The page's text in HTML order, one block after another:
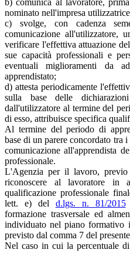
nominato nell'impresa
c) svolge, con cadenza
comunicazione all'utilizzatore,
verificare l'effettiva attuazione
sue capacità professionali e
eventuali miglioramenti da
apprendistato;
d) attesta periodicamente
sulla base delle
dall'utilizzatore al termine del
di esso, attribuisce specifica
Al termine del periodo di
base di un parere concordato tra
comunicazione all'apprendista
professionale.
L'Agenzia per il lavoro,
riconoscere al lavoratore in
qualificazione professionale
lett. e) del d.lgs. n. 81/2015
formazione trasversale ed
individuato nel piano formativo
previsto dal comma 7 del
Nel caso in cui la percentuale